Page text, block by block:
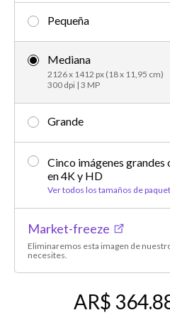
Pequeña
Mediana
2126 x 1412 px (18 x 11,95 cm)
300 dpi | 3 MP
Grande
Cinco imágenes grandes
en 4K y HD
Ver todos los tamaños de
Market-freeze
Eliminaremos esta imagen de
necesites.
AR$